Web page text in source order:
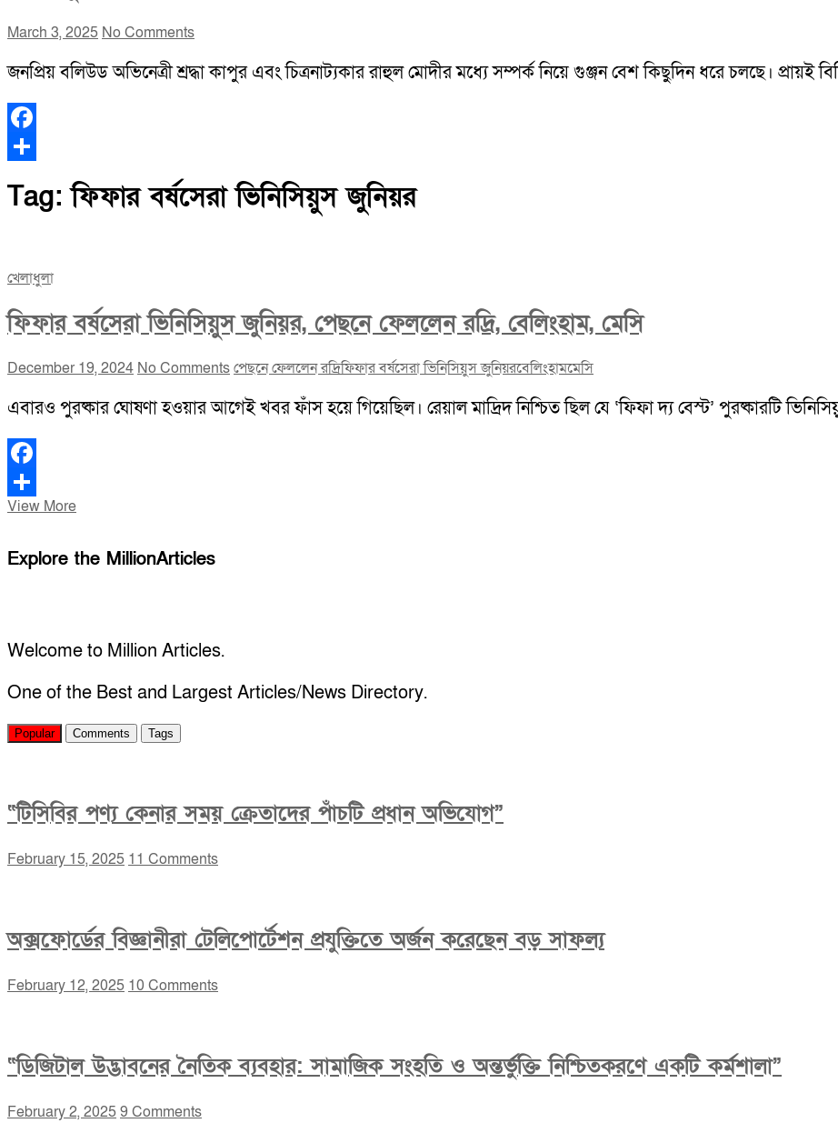
March 3, 2025 No Comments
জনপ্রিয় বলিউড অভিনেত্রী শ্রদ্ধা কাপুর এবং চিত্রনাট্যকার রাহুল মোদীর মধ্যে সম্পর্ক নিয়ে গুঞ্জন বেশ কিছুদিন ধরে চলছে। প্রায়ই
Facebook
Tag:ফিফার বর্ষসেরা ভিনিসিয়ুস জুনিয়র
খেলাধুলা
ফিফার বর্ষসেরা ভিনিসিয়ুস জুনিয়র, পেছনে ফেললেন রদ্রি, বেলিংহাম, মেসি
December 19, 2024 No Commentsপেছনে ফেললেন রদ্রিফিফার বর্ষসেরা ভিনিসিয়ুস জুনিয়রবেলিংহামমেসি
এবারও পুরষ্কার ঘোষণা হওয়ার আগেই খবর ফাঁস হয়ে গিয়েছিল। রেয়াল মাদ্রিদ নিশ্চিত ছিল যে ‘ফিফা দ্য বেস্ট’ পুরষ্কারটি
Facebook
Share
View Moreফিফার
জুনিয়র,
বেলিংহাম,
Explore the MillionArticles
Welcome to Million Articles.
One of the Best and Largest Articles/News Directory.
Popular Comments Tags
“টিসিবির পণ্য কেনার সময় ক্রেতাদের পাঁচটি প্রধান অভিযোগ”
February 15, 2025 11 Comments
অক্সফোর্ডের বিজ্ঞানীরা টেলিপোর্টেশন প্রযুক্তিতে অর্জন করেছেন বড় সাফল্য
February 12, 2025 10 Comments
“ডিজিটাল উদ্ভাবনের নৈতিক ব্যবহার: সামাজিক সংহতি ও অন্তর্ভুক্তি নিশ্চিতকরণে একটি কর্মশালা”
February 2, 20259 Comments